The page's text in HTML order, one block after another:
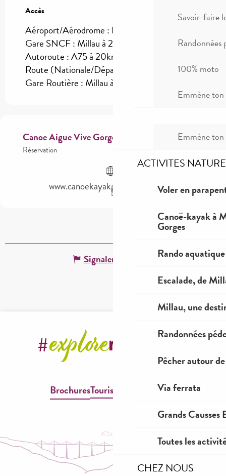
Savoir-faire
Randonnées
100% moto
Emmène
Emmène
ACTIVITES NATURE
Voler en
Canoë-kayak à
Gorges
Rando
Escalade, de
Millau, une
Randonnées
Pêcher autour
Via ferrata
Grands Causses
Toutes les
CHEZ NOUS
Accès
Accès
Aéroport/Aérodrome : Rodez à 75km
Gare SNCF : Millau à 20km
Autoroute : A75 à 20km
Route (Nationale/Départementale) : D907
Gare Routière : Millau à 20km
Canoe Aigue Vive Gorges du Tarn
Réservation
www.canoekayakgorgesdutarn.com
Signaler une erreur
BrochuresTourisme & Handicap